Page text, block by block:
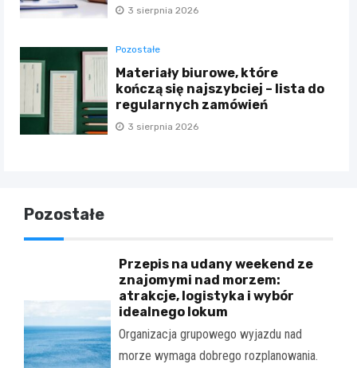
3 sierpnia 2026
Pozostałe
Materiały biurowe, które
kończą się najszybciej – lista do
regularnych zamówień
3 sierpnia 2026
Pozostałe
Przepis na udany weekend ze
znajomymi nad morzem:
atrakcje, logistyka i wybór
idealnego lokum
Organizacja grupowego wyjazdu nad
morze wymaga dobrego rozplanowania.